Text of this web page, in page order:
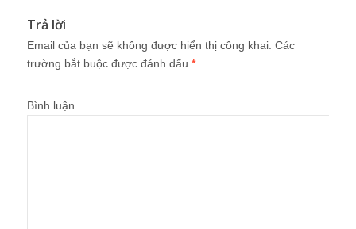
Trả lời
Email của bạn sẽ không được hiển thị công khai. Các
trường bắt buộc được đánh dấu *
Bình luận